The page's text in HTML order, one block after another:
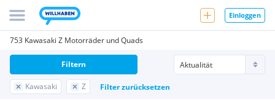
Einloggen
753 Kawasaki Z Motorräder und Quads
Kawasaki Z Filter zurücksetzen
Filtern